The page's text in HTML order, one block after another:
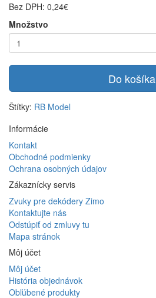
Bez DPH: 0,24€
Množstvo
Do košíka
Štítky: RB Model
Informácie
Kontakt
Obchodné podmienky
Ochrana osobných údajov
Zákaznícky servis
Zvuky pre dekódery Zimo
Kontaktujte nás
Odstúpiť od zmluvy tu
Mapa stránok
Môj účet
Môj účet
História objednávok
Obľúbené produkty